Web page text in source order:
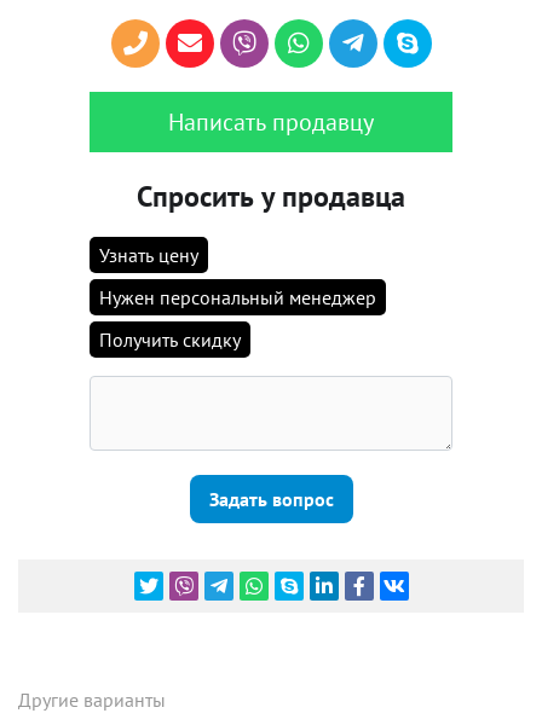
Написать продавцу
Спросить у продавца
Узнать цену
Нужен персональный менеджер
Получить скидку
Задать вопрос
Другие варианты